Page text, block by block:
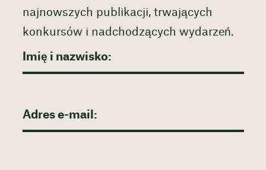
najnowszych publikacji, trwających
konkursów i nadchodzących wydarzeń.